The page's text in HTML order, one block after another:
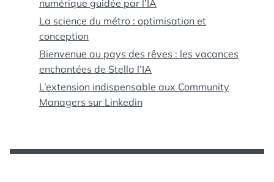
numérique guidée par l’IA
La science du métro : optimisation et
conception
Bienvenue au pays des rêves : les vacances
enchantées de Stella l’IA
L’extension indispensable aux Community
Managers sur Linkedin